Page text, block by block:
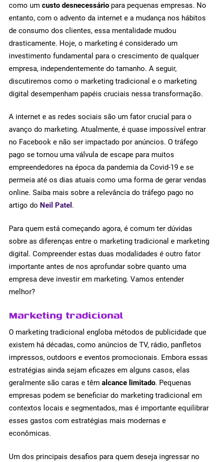
como um custo desnecessário para pequenas empresas. No
entanto, com o advento da internet e a mudança nos hábitos
de consumo dos clientes, essa mentalidade mudou
drasticamente. Hoje, o marketing é considerado um
investimento fundamental para o crescimento de qualquer
empresa, independentemente do tamanho. A seguir,
discutiremos como o marketing tradicional e o marketing
digital desempenham papéis cruciais nessa transformação.
A internet e as redes sociais são um fator crucial para o
avanço do marketing. Atualmente, é quase impossível entrar
no Facebook e não ser impactado por anúncios. O tráfego
pago se tornou uma válvula de escape para muitos
empreendedores na época da pandemia da Covid-19 e se
permeia até os dias atuais como uma forma de gerar vendas
online. Saiba mais sobre a relevância do tráfego pago no
artigo do Neil Patel .
Para quem está começando agora, é comum ter dúvidas
sobre as diferenças entre o marketing tradicional e marketing
digital. Compreender estas duas modalidades é outro fator
importante antes de nos aprofundar sobre quanto uma
empresa deve investir em marketing. Vamos entender
melhor?
Marketing tradicional
O marketing tradicional engloba métodos de publicidade que
existem há décadas, como anúncios de TV, rádio, panfletos
impressos, outdoors e eventos promocionais. Embora essas
estratégias ainda sejam eficazes em alguns casos, elas
geralmente são caras e têm alcance limitado. Pequenas
empresas podem se beneficiar do marketing tradicional em
contextos locais e segmentados, mas é importante equilibrar
esses gastos com estratégias mais modernas e
econômicas.
Um dos principais desafios para quem deseja ingressar no